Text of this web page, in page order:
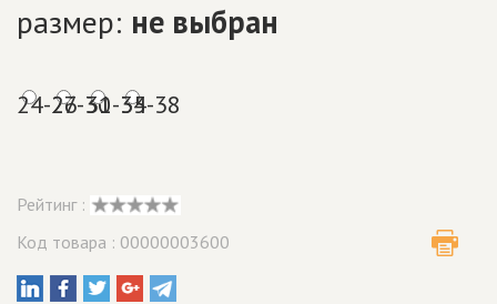
размер: не выбран
24-2627-3031-3435-38
Рейтинг :
Код товара : 00000003600